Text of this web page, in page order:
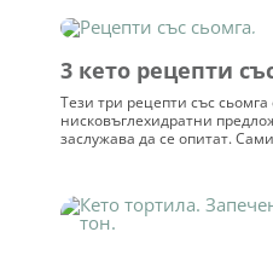
3 кето рецепти
Тези три рецепти със
нисковъглехидратни
заслужава да се опитат. Сами